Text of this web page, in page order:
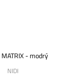
MATRIX - modrý
NIDI